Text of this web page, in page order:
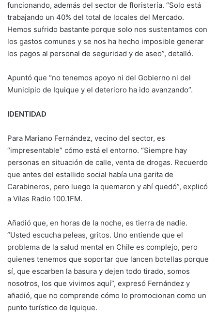
funcionando, además del sector de floristería. “Solo está
trabajando un 40% del total de locales del Mercado.
Hemos sufrido bastante porque solo nos sustentamos con
los gastos comunes y se nos ha hecho imposible generar
los pagos al personal de seguridad y de aseo”, detalló.
Apuntó que “no tenemos apoyo ni del Gobierno ni del
Municipio de Iquique y el deterioro ha ido avanzando”.
IDENTIDAD
Para Mariano Fernández, vecino del sector, es
“impresentable” cómo está el entorno. “Siempre hay
personas en situación de calle, venta de drogas. Recuerdo
que antes del estallido social había una garita de
Carabineros, pero luego la quemaron y ahí quedó”, explicó
a Vilas Radio 100.1FM.
Añadió que, en horas de la noche, es tierra de nadie.
“Usted escucha peleas, gritos. Uno entiende que el
problema de la salud mental en Chile es complejo, pero
quienes tenemos que soportar que lancen botellas porque
sí, que escarben la basura y dejen todo tirado, somos
nosotros, los que vivimos aquí”, expresó Fernández y
añadió, que no comprende cómo lo promocionan como un
punto turístico de Iquique.